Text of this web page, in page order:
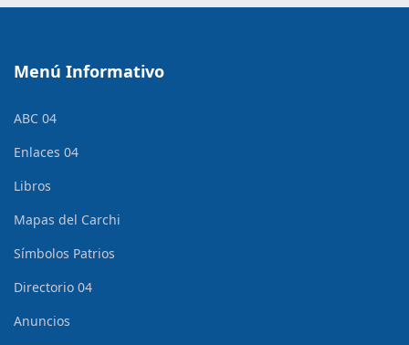
Menú Informativo
ABC 04
Enlaces 04
Libros
Mapas del Carchi
Símbolos Patrios
Directorio 04
Anuncios